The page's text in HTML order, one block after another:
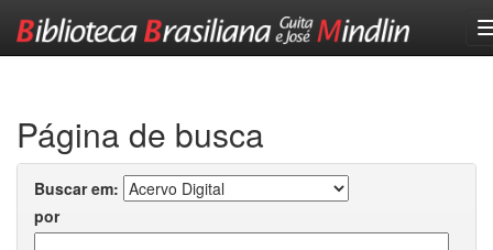
Página de busca
Buscar em:
por